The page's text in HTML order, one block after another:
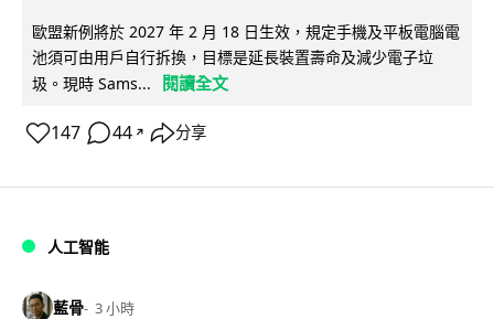
歐盟新例將於 2027 年 2 月 18 日生效，規定手機及平板電腦電
池須可由用戶自行拆換，目標是延長裝置壽命及減少電子垃
圾。現時 Sams...
閱讀全文
147 44 ↗ 分享
人工智能
藍骨 3 小時